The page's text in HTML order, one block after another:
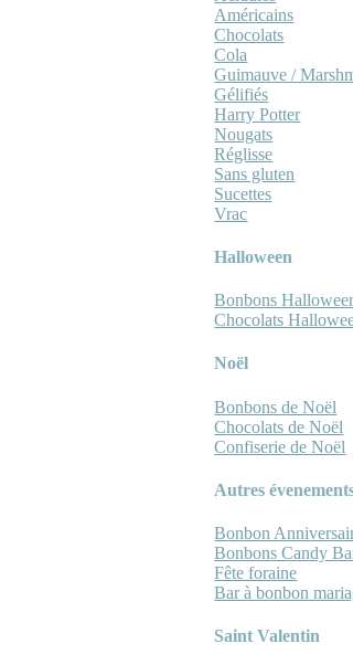
Américains
Chocolats
Cola
Guimauve /
Gélifiés
Harry Potter
Nougats
Réglisse
Sans gluten
Sucettes
Vrac
Halloween
Bonbons
Chocolats
Noël
Bonbons de Noël
Chocolats de Noël
Confiserie de Noël
Autres
Bonbon
Bonbons Candy
Fête foraine
Bar à bonbon
Saint Valentin